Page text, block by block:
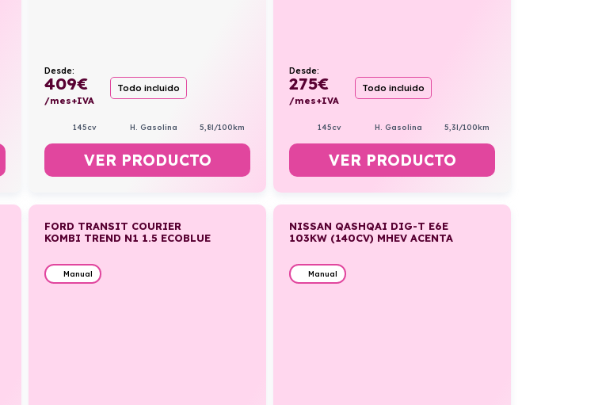
Desde:
409€
/mes+IVA
Todo incluido
145cv H. Gasolina 5,8l/100km
VER PRODUCTO
Desde:
275€
/mes+IVA
Todo incluido
145cv H. Gasolina 5,3l/100km
VER PRODUCTO
FORD TRANSIT COURIER
KOMBI TREND N1 1.5 ECOBLUE
Manual
NISSAN QASHQAI DIG-T E6E
103KW (140CV) MHEV ACENTA
Manual